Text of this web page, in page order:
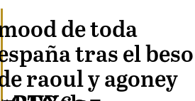
de toda
tras el beso
raoul y agoney